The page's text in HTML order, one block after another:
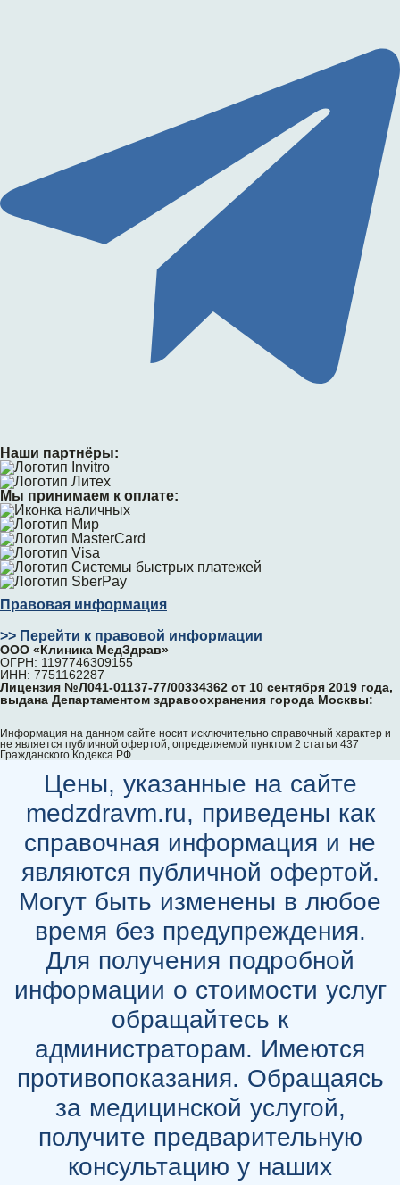
Наши партнёры:
Мы принимаем к оплате:
Правовая информация
>> Перейти к правовой информации
ООО «Клиника МедЗдрав»
ОГРН: 1197746309155
ИНН: 7751162287
Лицензия №Л041-01137-77/00334362 от 10 сентября 2019 года,
выдана Департаментом здравоохранения города Москвы:
Информация на данном сайте носит исключительно справочный характер и
не является публичной офертой, определяемой пунктом 2 статьи 437
Гражданского Кодекса РФ.
Цены, указанные на сайте
medzdravm.ru, приведены как
справочная информация и не
являются публичной офертой.
Могут быть изменены в любое
время без предупреждения.
Для получения подробной
информации о стоимости услуг
обращайтесь к
администраторам. Имеются
противопоказания. Обращаясь
за медицинской услугой,
получите предварительную
консультацию у наших